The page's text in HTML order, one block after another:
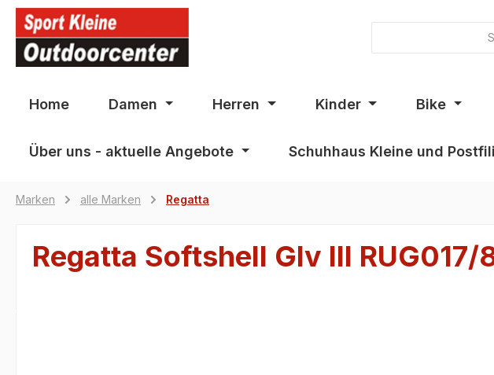
Zur Hauptnavigation springen
Home Damen Herren Kinder Bike
Über uns - aktuelle Angebote Schuhhaus Kleine und
Marken alle Marken Regatta
Regatta Softshell Glv III RUG017/